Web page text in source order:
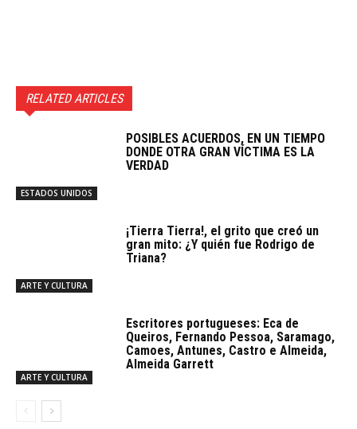
RELATED ARTICLES
ESTADOS UNIDOS
POSIBLES ACUERDOS, EN UN TIEMPO
DONDE OTRA GRAN VÍCTIMA ES LA
VERDAD
ARTE Y CULTURA
¡Tierra Tierra!, el grito que creó un
gran mito: ¿Y quién fue Rodrigo de
Triana?
ARTE Y CULTURA
Escritores portugueses: Eca de
Queiros, Fernando Pessoa, Saramago,
Camoes, Antunes, Castro e Almeida,
Almeida Garrett